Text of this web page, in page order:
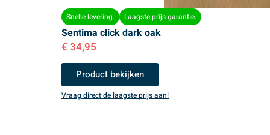
Snelle levering. Laagste prijs garantie.
Sentima click dark oak
€ 34,95
Product bekijken
Vraag direct de laagste prijs aan!